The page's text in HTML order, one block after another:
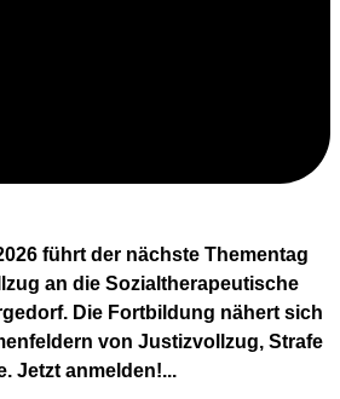
führt der nächste Thementag
an die Sozialtherapeutische
Die Fortbildung nähert sich
von Justizvollzug, Strafe
Jetzt anmelden!...